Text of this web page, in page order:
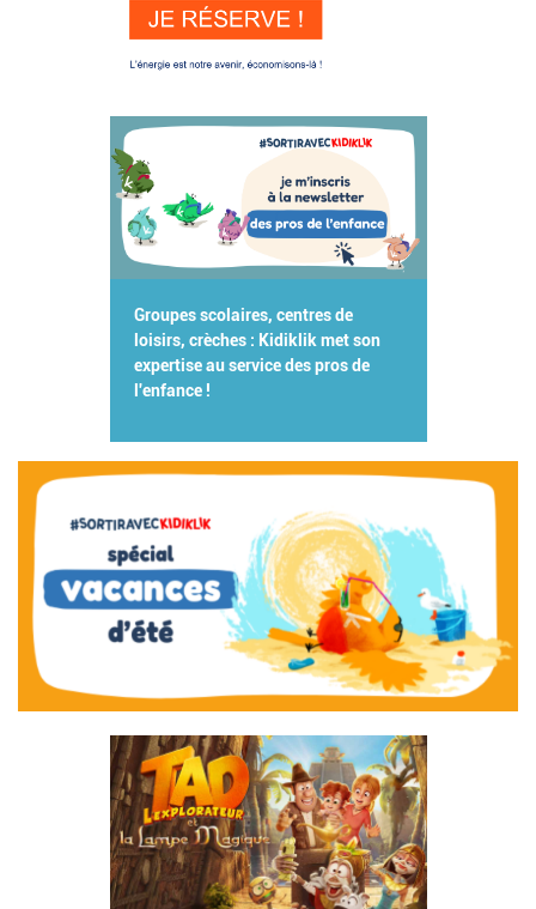
Groupes scolaires, centres de
loisirs, crèches : Kidiklik met son
expertise au service des pros de
l'enfance !